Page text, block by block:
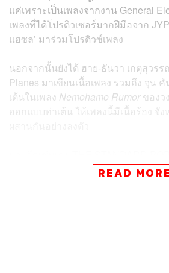
แค่เพราะเป็นเพลงจากงาน General
เพลงที่ได้โปรดิวเซอร์มากฝีมือจาก
แฮซล’ มาร่วมโปรดิวซ์เพลง
นอกจากนั้นยังได้ ฮาย-ธันวา เกตุสุวรร
Planes มาเขียนเนื้อเพลง รวมถึง จุน
เต้นในเพลง Nemohamo Rumorของว
ออกแบบท่าเต้น ให้เพลงนี้มีเนื้อร้อง จัง
ต้อนรับ 6 สาว ตัวแทนจากซิงเกิลที่ 16
วงศ์ตระกูลกิจ, ปาเอญ่า-นิพพิชฌาน์ พิ
READ MORE